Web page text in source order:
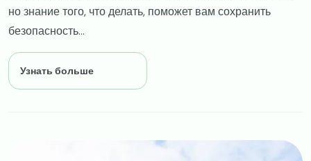
но знание того, что делать, поможет вам сохранить
безопасность...
Узнать больше